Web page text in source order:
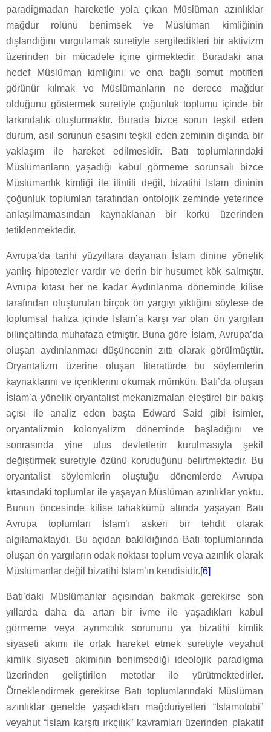
paradigmadan hareketle yola çıkan Müslüman azınlıklar
mağdur rolünü benimsek ve Müslüman kimliğinin
dışlandığını vurgulamak suretiyle sergiledikleri bir aktivizm
üzerinden bir mücadele içine girmektedir. Buradaki ana
hedef Müslüman kimliğini ve ona bağlı somut motifleri
görünür kılmak ve Müslümanların ne derece mağdur
olduğunu göstermek suretiyle çoğunluk toplumu içinde bir
farkındalık oluşturmaktır. Burada bizce sorun teşkil eden
durum, asıl sorunun esasını teşkil eden zeminin dışında bir
yaklaşım ile hareket edilmesidir. Batı toplumlarındaki
Müslümanların yaşadığı kabul görmeme sorunsalı bizce
Müslümanlık kimliği ile ilintili değil, bizatihi İslam dininin
çoğunluk toplumları tarafından ontolojik zeminde yeterince
anlaşılmamasından kaynaklanan bir korku üzerinden
tetiklenmektedir.
Avrupa’da tarihi yüzyıllara dayanan İslam dinine yönelik
yanlış hipotezler vardır ve derin bir husumet kök salmıştır.
Avrupa kıtası her ne kadar Aydınlanma döneminde kilise
tarafından oluşturulan birçok ön yargıyı yıktığını söylese de
toplumsal hafıza içinde İslam’a karşı var olan ön yargıları
bilinçaltında muhafaza etmiştir. Buna göre İslam, Avrupa’da
oluşan aydınlanmacı düşüncenin zıttı olarak görülmüştür.
Oryantalizm üzerine oluşan literatürde bu söylemlerin
kaynaklarını ve içeriklerini okumak mümkün. Batı’da oluşan
İslam’a yönelik oryantalist mekanizmaları eleştirel bir bakış
açısı ile analiz eden başta Edward Said gibi isimler,
oryantalizmin kolonyalizm döneminde başladığını ve
sonrasında yine ulus devletlerin kurulmasıyla şekil
değiştirmek suretiyle özünü koruduğunu belirtmektedir. Bu
oryantalist söylemlerin oluştuğu dönemlerde Avrupa
kıtasındaki toplumlar ile yaşayan Müslüman azınlıklar yoktu.
Bunun öncesinde kilise tahakkümü altında yaşayan Batı
Avrupa toplumları İslam’ı askeri bir tehdit olarak
algılamaktaydı. Bu açıdan bakıldığında Batı toplumlarında
oluşan ön yargıların odak noktası toplum veya azınlık olarak
Müslümanlar değil bizatihi İslam’ın kendisidir.[6]
Batı’daki Müslümanlar açısından bakmak gerekirse son
yıllarda daha da artan bir ivme ile yaşadıkları kabul
görmeme veya ayrımcılık sorununu ya bizatihi kimlik
siyaseti akımı ile ortak hareket etmek suretiyle veyahut
kimlik siyaseti akımının benimsediği ideolojik paradigma
üzerinden geliştirilen metotlar ile yürütmektedirler.
Örneklendirmek gerekirse Batı toplumlarındaki Müslüman
azınlıklar genelde yaşadıkları mağduriyetleri “İslamofobi”
veyahut “İslam karşıtı ırkçılık” kavramları üzerinden plakatif